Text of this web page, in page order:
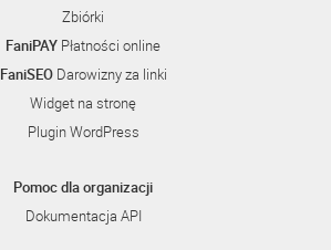
Zbiórki
FaniPAY Płatności online
FaniSEODarowizny za linki
Widget na stronę
Plugin WordPress
Pomoc dla organizacji
Dokumentacja API